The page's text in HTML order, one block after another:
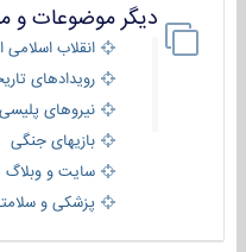
دیگر موضوعات و
انقلاب اسلامی
رویدادهای
نیروهای پلیسی
بازیهای جنگی
سایت و وبلاگ ها
پزشکی و سلامتی